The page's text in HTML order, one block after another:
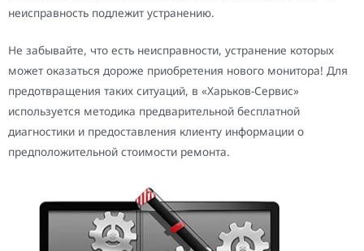
неисправность подлежит устранению.
Не забывайте, что есть неисправности, устранение которых
может оказаться дороже приобретения нового монитора! Для
предотвращения таких ситуаций, в «Харьков-Сервис»
используется методика предварительной бесплатной
диагностики и предоставления клиенту информации о
предположительной стоимости ремонта.